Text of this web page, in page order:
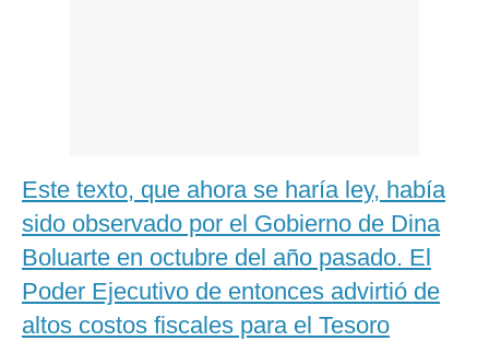
Este texto, que ahora se haría ley, había
sido observado por el Gobierno de Dina
Boluarte en octubre del año pasado. El
Poder Ejecutivo de entonces advirtió de
altos costos fiscales para el Tesoro